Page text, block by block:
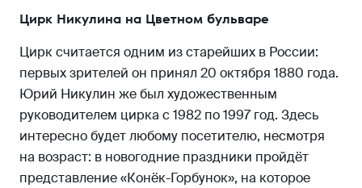
Цирк Никулина на Цветном бульваре
Цирк считается одним из старейших в России:
первых зрителей он принял 20 октября 1880 года.
Юрий Никулин же был художественным
руководителем цирка с 1982 по 1997 год. Здесь
интересно будет любому посетителю, несмотря
на возраст: в новогодние праздники пройдёт
представление «Конёк-Горбунок», на которое